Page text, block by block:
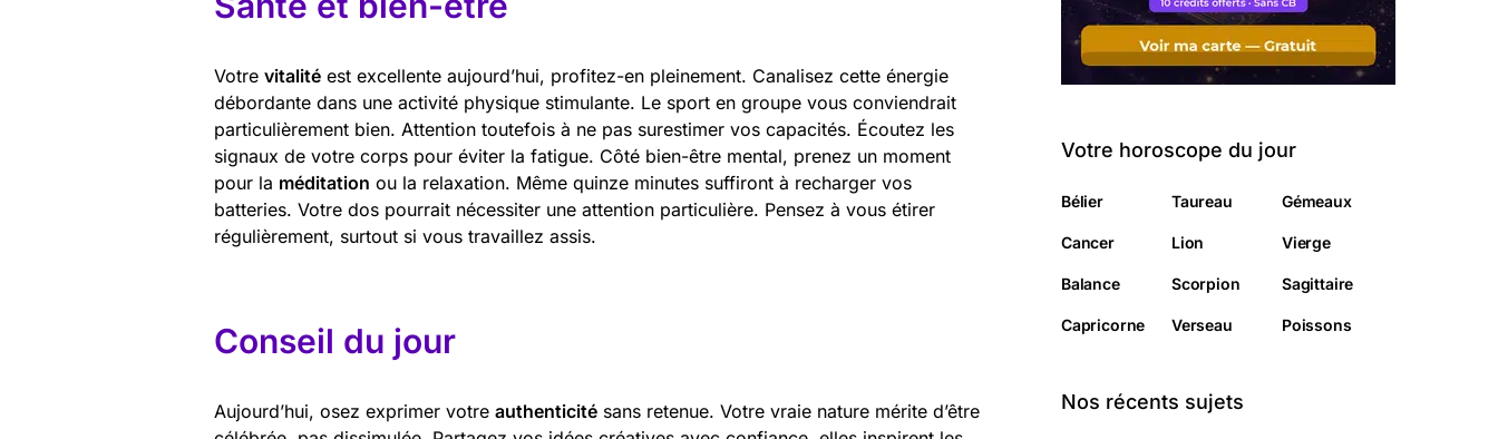
Votre vitalité est excellente aujourd’hui, profitez-en pleinement. Canalisez cette énergie
débordante dans une activité physique stimulante. Le sport en groupe vous conviendrait
particulièrement bien. Attention toutefois à ne pas surestimer vos capacités. Écoutez les
signaux de votre corps pour éviter la fatigue. Côté bien-être mental, prenez un moment
pour la méditation ou la relaxation. Même quinze minutes suffiront à recharger vos
batteries. Votre dos pourrait nécessiter une attention particulière. Pensez à vous étirer
régulièrement, surtout si vous travaillez assis.
Conseil du jour
Aujourd’hui, osez exprimer votre authenticité sans retenue. Votre vraie nature mérite d’être
Votre horoscope du jour
Bélier Taureau Gémeaux
Cancer Lion Vierge
Balance Scorpion Sagittaire
Capricorne Verseau Poissons
Nos récents sujets